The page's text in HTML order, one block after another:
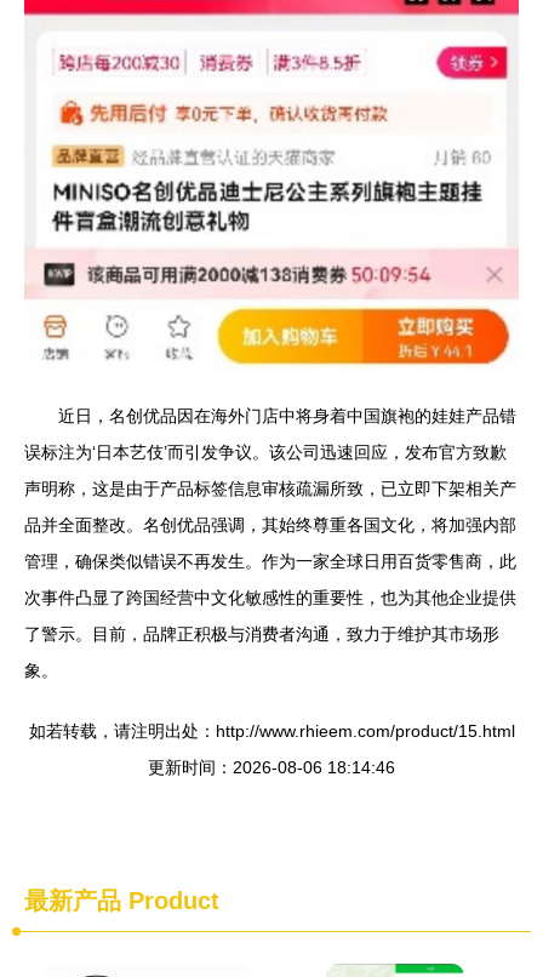
近日，名创优品因在海外门店中将身着中国旗袍的娃娃产品错
误标注为‘日本艺伎’而引发争议。该公司迅速回应，发布官方致歉
声明称，这是由于产品标签信息审核疏漏所致，已立即下架相关产
品并全面整改。名创优品强调，其始终尊重各国文化，将加强内部
管理，确保类似错误不再发生。作为一家全球日用百货零售商，此
次事件凸显了跨国经营中文化敏感性的重要性，也为其他企业提供
了警示。目前，品牌正积极与消费者沟通，致力于维护其市场形
象。
如若转载，请注明出处：http://www.rhieem.com/product/15.html
更新时间：2026-08-06 18:14:46
最新产品 Product